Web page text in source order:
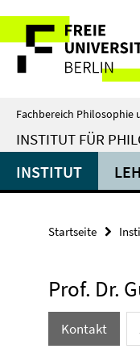
direkt
Inhalt
Service-
Navigation
Fachbereich Philosophie
INSTITUT FÜR
INSTITUT
Startseite
Prof. Dr.
Kontakt